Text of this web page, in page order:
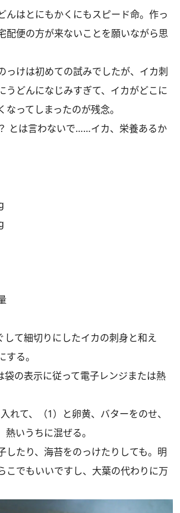
んはとにもかくにもスピード命。作っ
配便の方が来ないことを願いながら思
っけは初めての試みでしたが、イカ刺
うどんになじみすぎて、イカがどこに
なってしまったのが残念。
とは言わないで……イカ、栄養あるか
して細切りにしたイカの刺身と和え
る。
袋の表示に従って電子レンジまたは熱
れて、（1）と卵黄、バターをのせ、
いうちに混ぜる。
したり、海苔をのっけたりしても。明
こでもいいですし、大葉の代わりに万